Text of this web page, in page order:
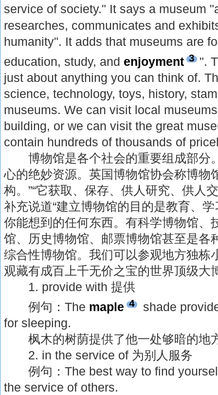
service of society." It says a museum
researches, communicates and
humanity". It adds that museums are
education, study, and enjoyment 3 ".
just about anything you can think of.
science, technology, toys, history,
museums. We can visit local
building, or we can visit the great
contain hundreds of thousands of
博物馆是各个社会的重要组成部分
心的绝妙资源。英国博物馆协会称博物
构。”“它获取、保存、供人研究、供人
补充说道“建立博物馆的目的是教育、
你能想到的任何东西。有科学博物馆、
馆、历史博物馆、邮票博物馆甚至是各
综合性博物馆。我们可以参观地方独栋
观藏有成百上千无价之宝的世界顶级大
1. provide with 提供
例句：The maple 4
shade
for sleeping.
枫木的树荫提供了他一处够暗的地
2. in the service of 为别人服务
例句：The best way to find
the service of others.